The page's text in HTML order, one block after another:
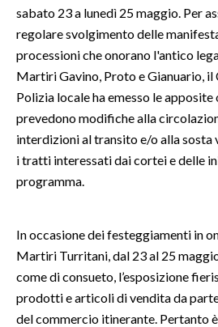
GOSSIP
SALUTE
SARDEGNA TURISMO
SARDI NEL MONDO
NOTIZIE
EVENTI
3 MINUTI CON
INSULARITÀ
sabato 23 a lunedì 25 maggio. Per
regolare svolgimento delle
processioni che onorano l'antico
Martiri Gavino, Proto e Gianuario, il
Polizia locale ha emesso le apposite
prevedono modifiche alla
interdizioni al transito e/o alla sosta
i tratti interessati dai cortei e delle
programma.
In occasione dei festeggiamenti in
Martiri Turritani, dal 23 al 25
come di consueto, l’esposizione
prodotti e articoli di vendita da
del commercio itinerante. Pertanto